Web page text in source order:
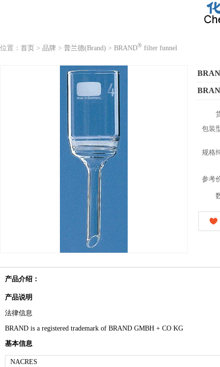
位置： 首页 > 品牌 > 普兰德(Brand) > BRAND® filter funnel
包装
规格
参考
产品介绍：
产品说明
法律信息
BRAND is a registered trademark of BRAND GMBH + CO KG
基本信息
NACRES